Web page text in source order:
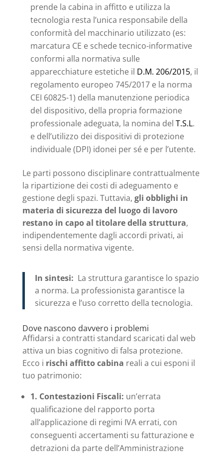
prende la cabina in affitto e utilizza la
tecnologia resta l’unica responsabile della
conformità del macchinario utilizzato (es:
marcatura CE e schede tecnico-informative
conformi alla normativa sulle
apparecchiature estetiche il D.M. 206/2015, il
regolamento europeo 745/2017 e la norma
CEI 60825-1) della manutenzione periodica
del dispositivo, della propria formazione
professionale adeguata, la nomina del T.S.L.
e dell’utilizzo dei dispositivi di protezione
individuale (DPI) idonei per sé e per l’utente.
Le parti possono disciplinare contrattualmente
la ripartizione dei costi di adeguamento e
gestione degli spazi. Tuttavia, gli obblighi in
materia di sicurezza del luogo di lavoro
restano in capo al titolare della struttura,
indipendentemente dagli accordi privati, ai
sensi della normativa vigente.
In sintesi: La struttura garantisce lo spazio
a norma. La professionista garantisce la
sicurezza e l’uso corretto della tecnologia.
Dove nascono davvero i problemi
Affidarsi a contratti standard scaricati dal web
attiva un bias cognitivo di falsa protezione.
Ecco i rischi affitto cabina reali a cui esponi il
tuo patrimonio:
1. Contestazioni Fiscali: un’errata
qualificazione del rapporto porta
all’applicazione di regimi IVA errati, con
conseguenti accertamenti su fatturazione e
detrazioni da parte dell’Amministrazione